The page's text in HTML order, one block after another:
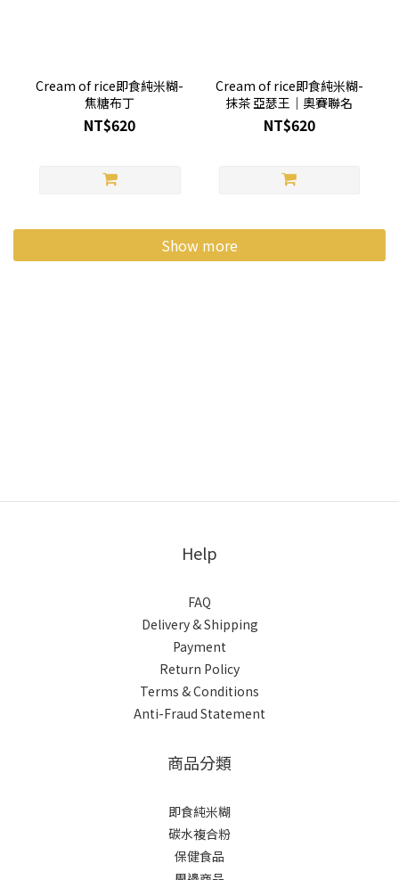
Cream of rice即食純米糊-
焦糖布丁
NT$620
Cream of rice即食純米糊-
抹茶 亞瑟王｜奧賽聯名
NT$620
Show more
Help
FAQ
Delivery & Shipping
Payment
Return Policy
Terms & Conditions
Anti-Fraud Statement
商品分類
即食純米糊
碳水複合粉
保健食品